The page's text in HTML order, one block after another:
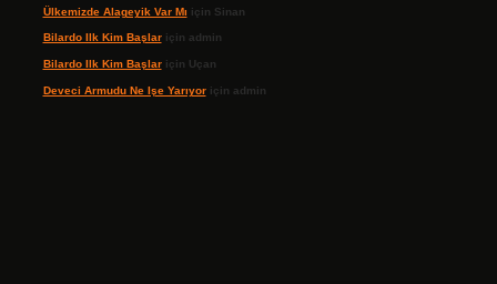
Ülkemizde Alageyik Var Mı için Sinan
Bilardo Ilk Kim Başlariçin admin
Bilardo Ilk Kim Başlariçin Uçan
Deveci Armudu Ne Işe Yarıyoriçin admin